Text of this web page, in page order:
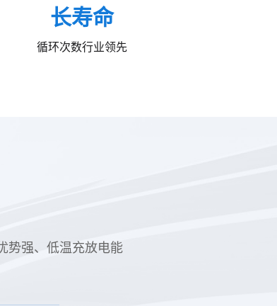
长寿命
循环次数行业领先
势强、低温充放电能